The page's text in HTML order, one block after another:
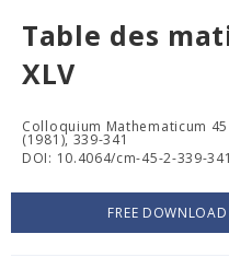
Table des
XLV
Colloquium Mathematicum 45
(1981), 339-341
DOI: 10.4064/cm-45-2-339-341
FREE